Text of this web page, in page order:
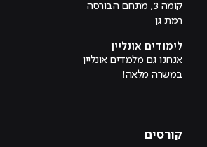
קומה 3, מתחם הבורסה
רמת גן
לימודים אונליין
אנחנו גם מלמדים אונליין
במשרה מלאה!
קורסים